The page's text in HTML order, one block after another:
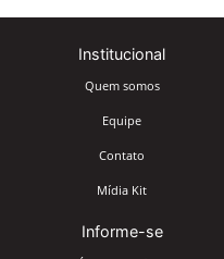
Institucional
Quem somos
Equipe
Contato
Mídia Kit
Informe-se